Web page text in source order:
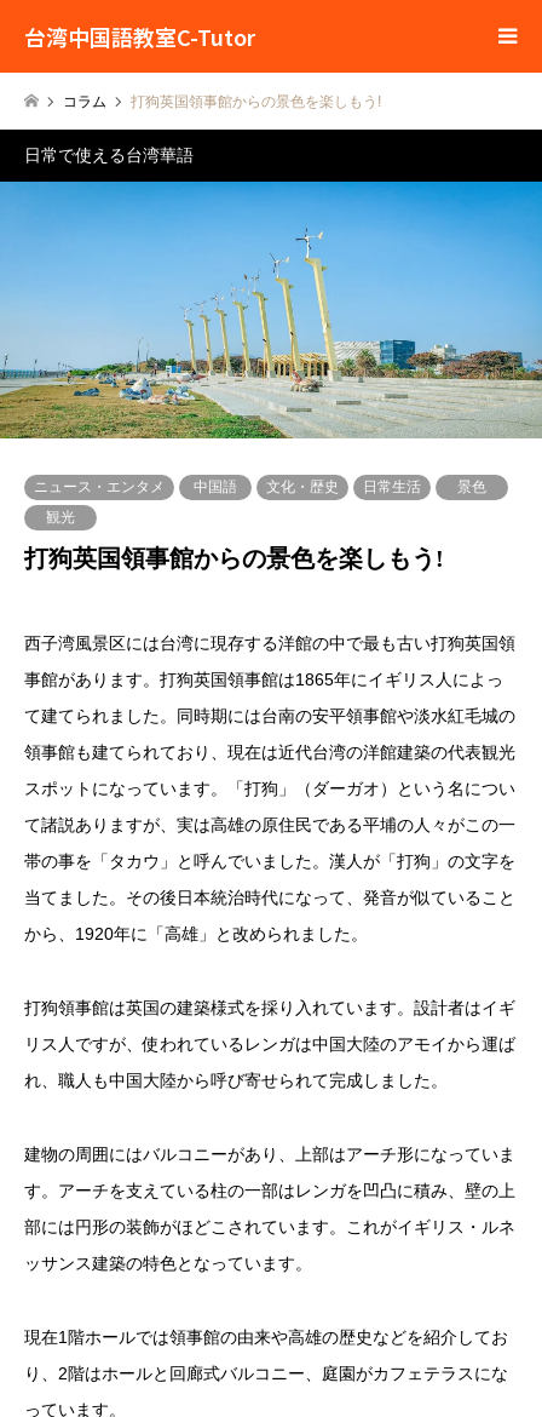
台湾中国語教室C-Tutor
コラム 打狗英国領事館からの景色を楽しもう!
日常で使える台湾華語
ニュース・エンタメ 中国語 文化・歴史 日常生活
景色
観光
打狗英国領事館からの景色を楽しもう!
西子湾風景区には台湾に現存する洋館の中で最も古い打狗英国領
事館があります。打狗英国領事館は1865年にイギリス人によっ
て建てられました。同時期には台南の安平領事館や淡水紅毛城の
領事館も建てられており、現在は近代台湾の洋館建築の代表観光
スポットになっています。「打狗」（ダーガオ）という名につい
て諸説ありますが、実は高雄の原住民である平埔の人々がこの一
帯の事を「タカウ」と呼んでいました。漢人が「打狗」の文字を
当てました。その後日本統治時代になって、発音が似ていること
から、1920年に「高雄」と改められました。
打狗領事館は英国の建築様式を採り入れています。設計者はイギ
リス人ですが、使われているレンガは中国大陸のアモイから運ば
れ、職人も中国大陸から呼び寄せられて完成しました。
建物の周囲にはバルコニーがあり、上部はアーチ形になっていま
す。アーチを支えている柱の一部はレンガを凹凸に積み、壁の上
部には円形の装飾がほどこされています。これがイギリス・ルネ
ッサンス建築の特色となっています。
現在1階ホールでは領事館の由来や高雄の歴史などを紹介してお
り、2階はホールと回廊式バルコニー、庭園がカフェテラスにな
っています。